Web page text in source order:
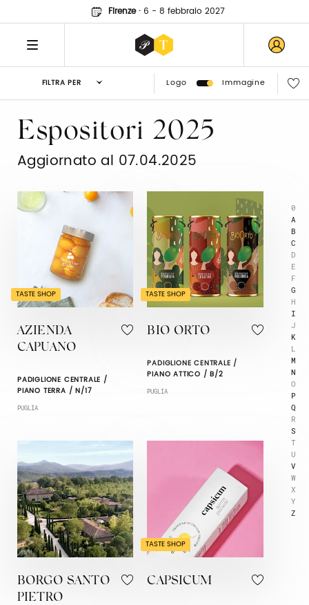
Firenze· 6 - 8 febbraio 2027
FILTRA PER Logo Immagine
0
A
B
C
D
E
F
G
H
I
J
K
L
M
N
O
P
Q
R
S
T
U
V
W
X
Y
Z
Espositori 2025
Aggiornato al 07.04.2025
TASTE SHOP
AZIENDA
CAPUANO
PADIGLIONE CENTRALE /
PIANO TERRA / N/17
PUGLIA
TASTE SHOP
BIO ORTO
PADIGLIONE CENTRALE /
PIANO ATTICO / B/2
PUGLIA
BORGO SANTO
PIETRO
TASTE SHOP
CAPSICUM